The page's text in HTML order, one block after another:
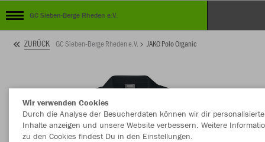
GC Sieben-Berge Rheden e.V.
ZURÜCK GC Sieben-Berge Rheden e.V. JAKO Polo Organic
Wir verwenden Cookies
Durch die Analyse der Besucherdaten können wir dir personalisierte
Inhalte anzeigen und unsere Website verbessern. Weitere
zu den Cookies findest Du in den Einstellungen.